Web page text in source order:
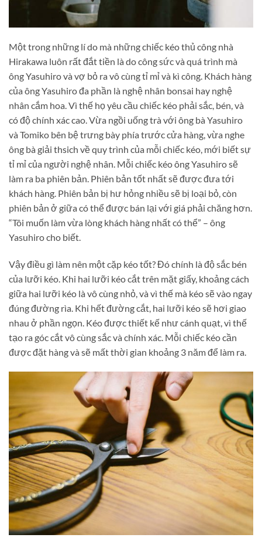
Một trong những lí do mà những chiếc kéo thủ công nhà
Hirakawa luôn rất đắt tiền là do công sức và quá trình mà
ông Yasuhiro và vợ bỏ ra vô cùng tỉ mỉ và kì công. Khách hàng
của ông Yasuhiro đa phần là nghệ nhân bonsai hay nghệ
nhân cắm hoa. Vì thế họ yêu cầu chiếc kéo phải sắc, bén, và
có độ chính xác cao. Vừa ngồi uống trà với ông bà Yasuhiro
và Tomiko bên bệ trưng bày phía trước cửa hàng, vừa nghe
ông bà giải thsich về quy trình của mỗi chiếc kéo, mới biết sự
tỉ mỉ của người nghệ nhân. Mỗi chiếc kéo ông Yasuhiro sẽ
làm ra ba phiên bản. Phiên bản tốt nhất sẽ được đưa tới
khách hàng. Phiên bản bị hư hỏng nhiều sẽ bị loại bỏ, còn
phiên bản ở giữa có thể được bán lại với giá phải chăng hơn.
“Tôi muốn làm vừa lòng khách hàng nhất có thể” – ông
Yasuhiro cho biết.
Vậy điều gì làm nên một cặp kéo tốt? Đó chính là độ sắc bén
của lưỡi kéo. Khi hai lưỡi kéo cắt trên mặt giấy, khoảng cách
giữa hai lưỡi kéo là vô cùng nhỏ, và vì thế mà kéo sẽ vào ngay
đúng đường rìa. Khi hết đường cắt, hai lưỡi kéo sẽ hơi giao
nhau ở phần ngọn. Kéo được thiết kế như cánh quạt, vì thế
tạo ra góc cắt vô cùng sắc và chính xác. Mỗi chiếc kéo cần
được đặt hàng và sẽ mất thời gian khoảng 3 năm để làm ra.